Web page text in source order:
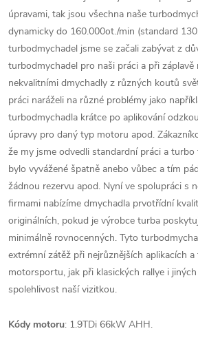
úpravami, tak jsou všechna naše
dynamicky do 160.000ot./min (standard
turbodmychadel jsme se začali zabývat z
turbodmychadel pro naši práci a při záplavě
nekvalitními dmychadly z různých koutů
práci naráželi na různé problémy jako
turbodmychadla krátce po aplikování
úpravy pro daný typ motoru apod.
že my jsme odvedli standardní práci a
bylo vyvážené špatně anebo vůbec a tím
žádnou rezervu apod. Nyní ve spolupráci s
firmami nabízíme dmychadla prvotřídní
originálních, pokud je výrobce turba
minimálně rovnocenných. Tyto
extrémní zátěž při nejrůznějších aplikacích
motorsportu, jak při klasických rallye i
spolehlivost naší vizitkou.
Kódy motoru: 1.9TDi 66kW AHH.